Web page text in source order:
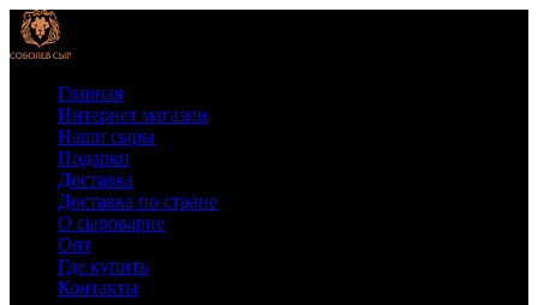
Главная
Интернет магазин
Наши сыры
Подарки
Доставка
Доставка по стране
О сыроварне
Опт
Где купить
Контакты